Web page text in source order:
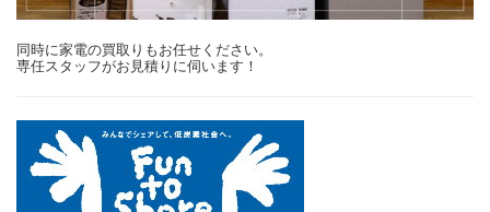
同時に家電の買取りもお任せください。
専任スタッフがお見積りに伺います！